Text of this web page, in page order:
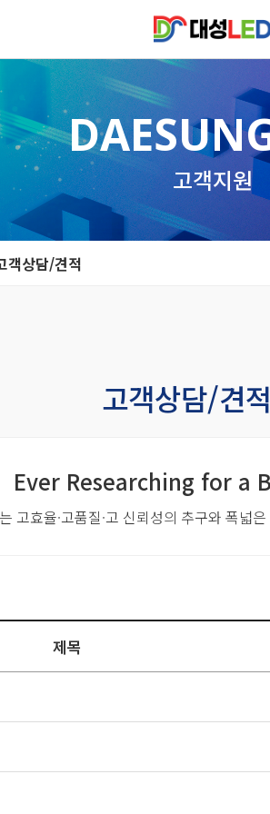
고객지원
객상담/견적
고객상담/견
Ever Researching for a
고효율·고품질·고 신뢰성의 추구와폭넓
제목